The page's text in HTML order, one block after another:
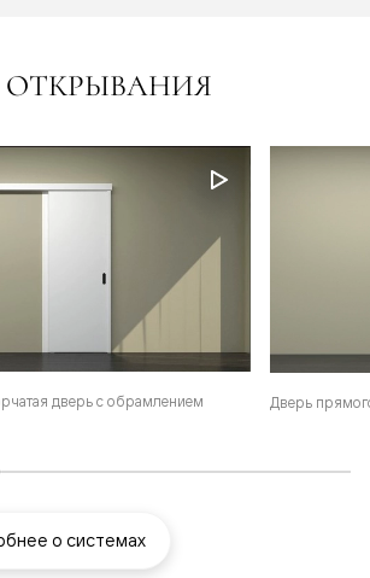
дверь с обрамлением
Дверь
о системах